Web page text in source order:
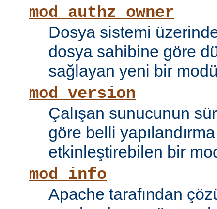
mod_authz_owner
Dosya sistemi
dosya sahibine göre
sağlayan yeni bir
mod_version
Çalışan sunucunun
göre belli yapılandırma
etkinleştirebilen bir
mod_info
Apache tarafından